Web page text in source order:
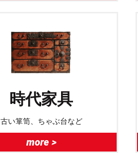
時代家具
古い箪笥、ちゃぶ台など
more >